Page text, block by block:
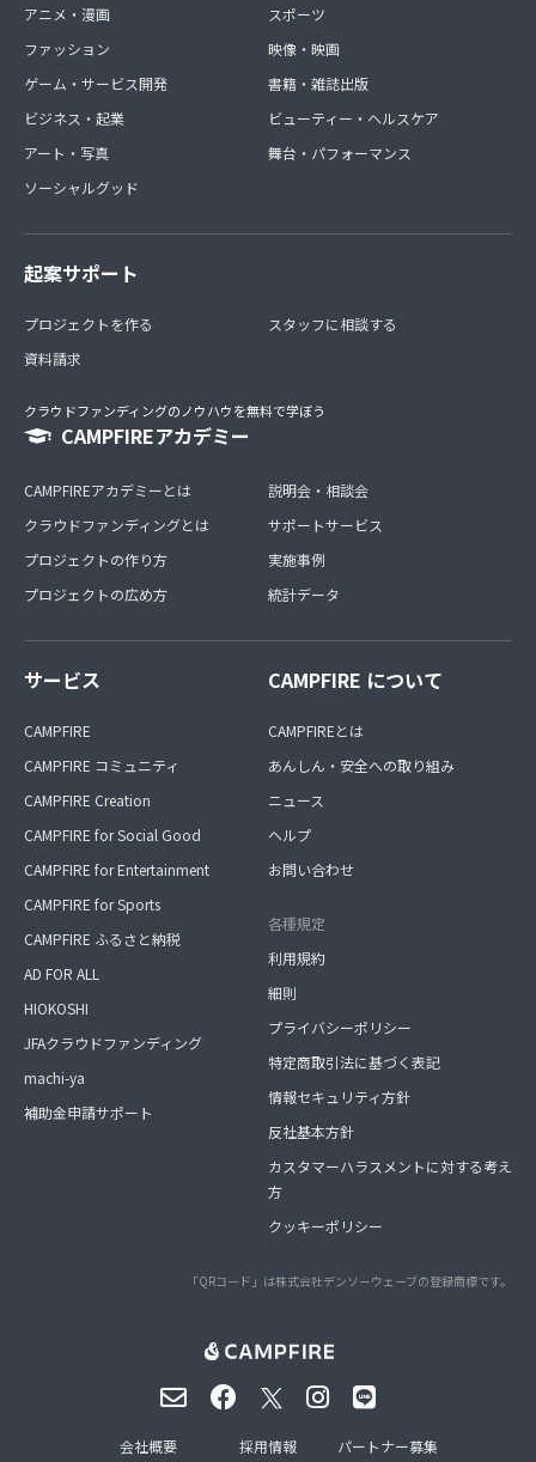
アニメ・漫画
ファッション
ゲーム・サービス開発
ビジネス・起業
アート・写真
ソーシャルグッド
スポーツ
映像・映画
書籍・雑誌出版
ビューティー・ヘルスケア
舞台・パフォーマンス
起案サポート
プロジェクトを作る
資料請求
スタッフに相談する
クラウドファンディングのノウハウを無料で学ぼう
CAMPFIREアカデミー
CAMPFIREアカデミーとは
クラウドファンディングとは
プロジェクトの作り方
プロジェクトの広め方
説明会・相談会
サポートサービス
実施事例
統計データ
サービス
CAMPFIRE
CAMPFIRE コミュニティ
CAMPFIRE Creation
CAMPFIRE for Social Good
CAMPFIRE for Entertainment
CAMPFIRE for Sports
CAMPFIRE ふるさと納税
AD FOR ALL
HIOKOSHI
JFAクラウドファンディング
machi-ya
補助金申請サポート
CAMPFIRE について
CAMPFIREとは
あんしん・安全への取り組み
ニュース
ヘルプ
お問い合わせ
各種規定
利用規約
細則
プライバシーポリシー
特定商取引法に基づく表記
情報セキュリティ方針
反社基本方針
カスタマーハラスメントに対する考え
方
クッキーポリシー
「QRコード」は株式会社デンソーウェーブの登録商標です。
会社概要 採用情報 パートナー募集